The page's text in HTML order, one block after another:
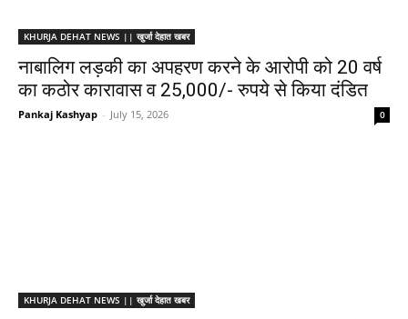
KHURJA DEHAT NEWS || खुर्जा देहात खबर
नाबालिग लड़की का अपहरण करने के आरोपी को 20 वर्ष
का कठोर कारावास व 25,000/- रुपये से किया दंडित
Pankaj Kashyap - July 15, 2026 0
KHURJA DEHAT NEWS || खुर्जा देहात खबर